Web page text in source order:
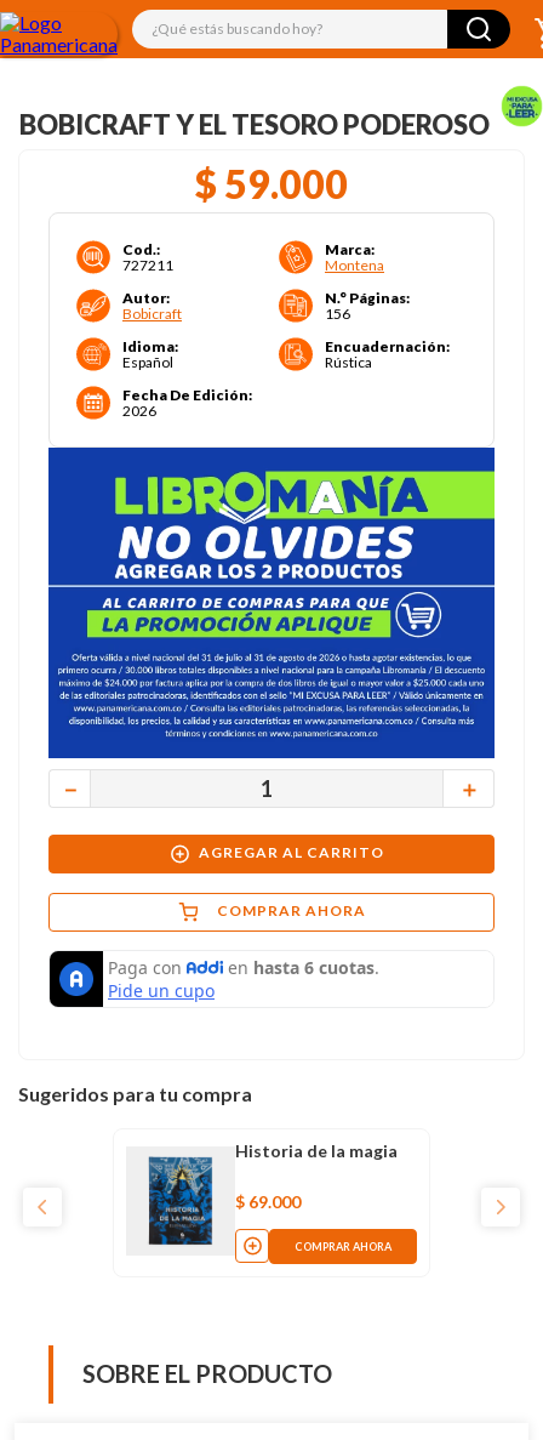
¿Qué estás buscando hoy?
BOBICRAFT Y EL TESORO PODEROSO
$ 59.000
Cod.:
727211
Marca:
Montena
Autor:
Bobicraft
N.° Páginas:
156
Idioma:
Español
Encuadernación:
Rústica
Fecha De Edición:
2026
＋
－
AGREGAR AL CARRITO
COMPRAR AHORA
Sugeridos para tu compra
Historia de la magia
$ 69.000
COMPRAR AHORA
SOBRE EL PRODUCTO